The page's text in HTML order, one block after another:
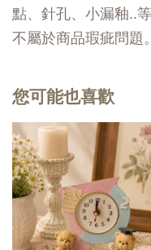
點、針孔、小漏釉..
不屬於商品瑕疵問題
您可能也喜歡